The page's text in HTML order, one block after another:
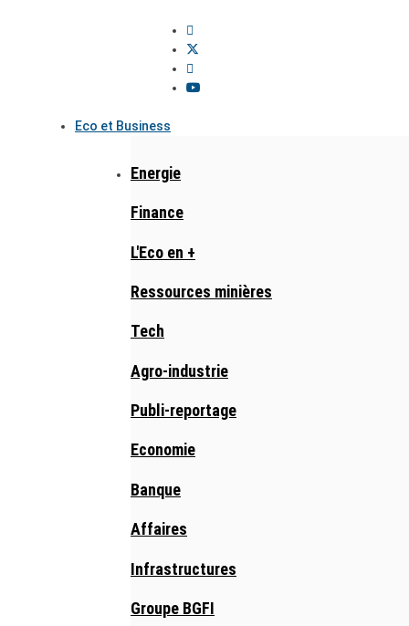
Eco et Business
Energie
Finance
L'Eco en +
Ressources minières
Tech
Agro-industrie
Publi-reportage
Economie
Banque
Affaires
Infrastructures
Groupe BGFI